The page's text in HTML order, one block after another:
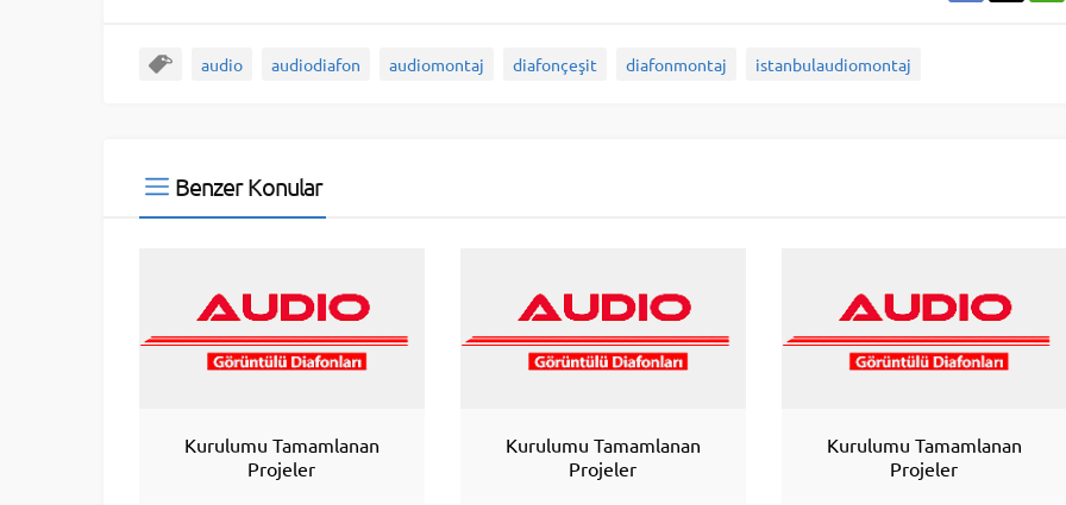
audio audiodiafon audiomontaj diafonçeşit diafonmontaj istanbulaudiomontaj
Benzer Konular
Kurulumu Tamamlanan
Projeler
Kurulumu Tamamlanan
Projeler
Kurulumu Tamamlanan
Projeler